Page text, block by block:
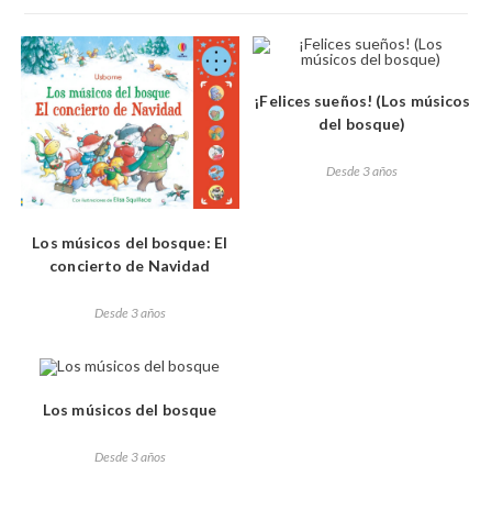
Los músicos del bosque: El
concierto de Navidad
Desde 3 años
¡Felices sueños! (Los músicos
del bosque)
Desde 3 años
Los músicos del bosque
Desde 3 años